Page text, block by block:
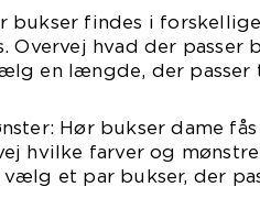
bukser findes i
Overvej hvad der
en længde, der passer
Hør bukser dame
hvilke farver og
et par bukser, der